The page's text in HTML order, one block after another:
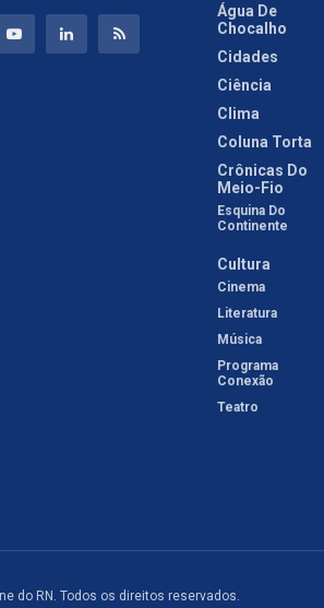
Água De
Chocalho
Cidades
Ciência
Clima
Coluna Torta
Crônicas Do
Meio-Fio
Esquina Do
Continente
Cultura
Cinema
Literatura
Música
Programa
Conexão
Teatro
do RN. Todos os direitos reservados.